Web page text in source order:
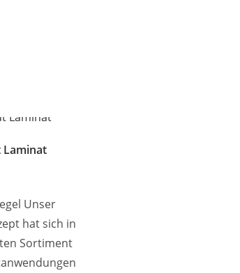
Laminat
Unser
hat sich in
Sortiment